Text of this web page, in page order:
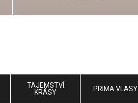
TAJEMSTVÍ
KRÁSY
PRIMA VLASY